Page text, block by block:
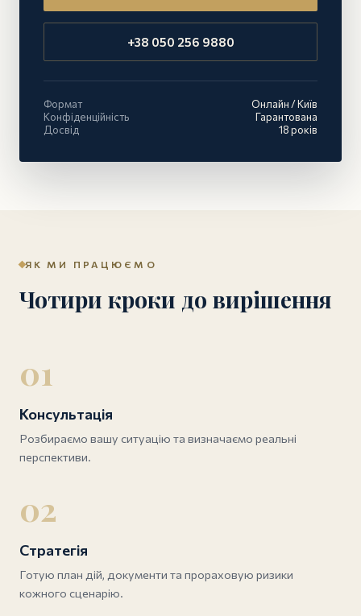
+38 050 256 9880
Формат
Онлайн / Київ
Конфіденційність
Гарантована
Досвід
18 років
ЯК МИ ПРАЦЮЄМО
Чотири кроки до вирішення
01
Консультація
Розбираємо вашу ситуацію та визначаємо реальні
перспективи.
02
Стратегія
Готую план дій, документи та прораховую ризики
кожного сценарію.